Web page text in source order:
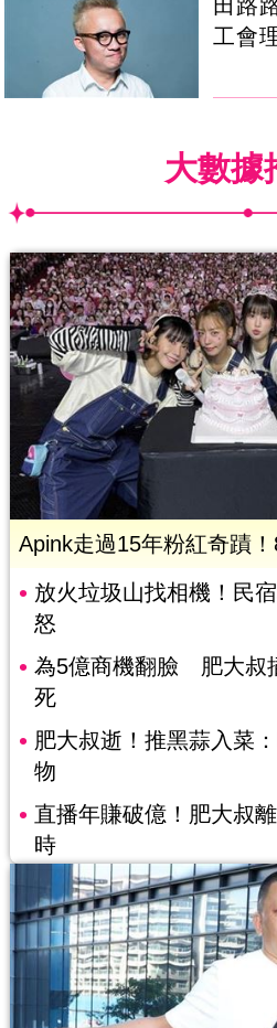
田路
工會
大數據
Apink走過15年粉紅奇蹟
放火垃圾山找相機！民
怒
為5億商機翻臉 肥大叔
死
肥大叔逝！推黑蒜入菜
物
直播年賺破億！肥大叔
時